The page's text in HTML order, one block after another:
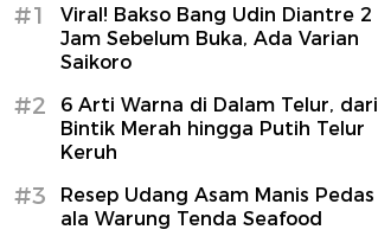
#1
Viral! Bakso Bang Udin Diantre 2
Jam Sebelum Buka, Ada Varian
Saikoro
#2
6 Arti Warna di Dalam Telur, dari
Bintik Merah hingga Putih Telur
Keruh
#3
Resep Udang Asam Manis Pedas
ala Warung Tenda Seafood